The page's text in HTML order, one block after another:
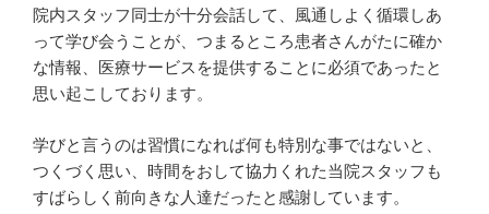
院内スタッフ同士が十分会話して、風通しよく循環しあ
って学び会うことが、つまるところ患者さんがたに確か
な情報、医療サービスを提供することに必須であったと
思い起こしております。
学びと言うのは習慣になれば何も特別な事ではないと、
つくづく思い、時間をおして協力くれた当院スタッフも
すばらしく前向きな人達だったと感謝しています。